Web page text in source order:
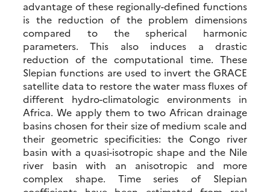
advantage of these regionally-defined functions
is the reduction of the problem dimensions
compared to the spherical harmonic
parameters. This also induces a drastic
reduction of the computational time. These
Slepian functions are used to invert the GRACE
satellite data to restore the water mass fluxes of
different hydro-climatologic environments in
Africa. We apply them to two African drainage
basins chosen for their size of medium scale and
their geometric specificities: the Congo river
basin with a quasi-isotropic shape and the Nile
river basin with an anisotropic and more
complex shape. Time series of Slepian